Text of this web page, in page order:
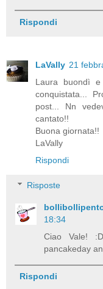
Rispondi
LaVally 21
Laura buondì
conquistata...
post... Nn
cantato!!
Buona giornata!!
LaVally
Rispondi
Risposte
18:34
Ciao Vale!
pancakeday
Rispondi